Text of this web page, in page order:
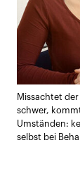
Missachtet
schwer,
Umständen:
selbst bei